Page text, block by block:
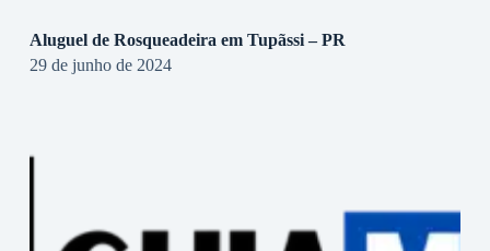
Aluguel de Rosqueadeira em Tupãssi – PR
29 de junho de 2024